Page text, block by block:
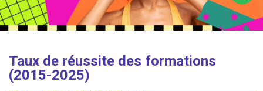
Taux de réussite des formations
(2015-2025)